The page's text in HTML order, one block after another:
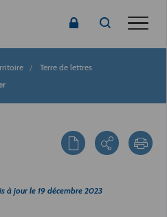
Terre de lettres
à jour le 19 décembre 2023